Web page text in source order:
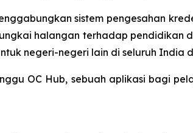
sistem pengesahan
halangan terhadap pendidikan
negeri-negeri lain di seluruh India
OC Hub, sebuah aplikasi bagi